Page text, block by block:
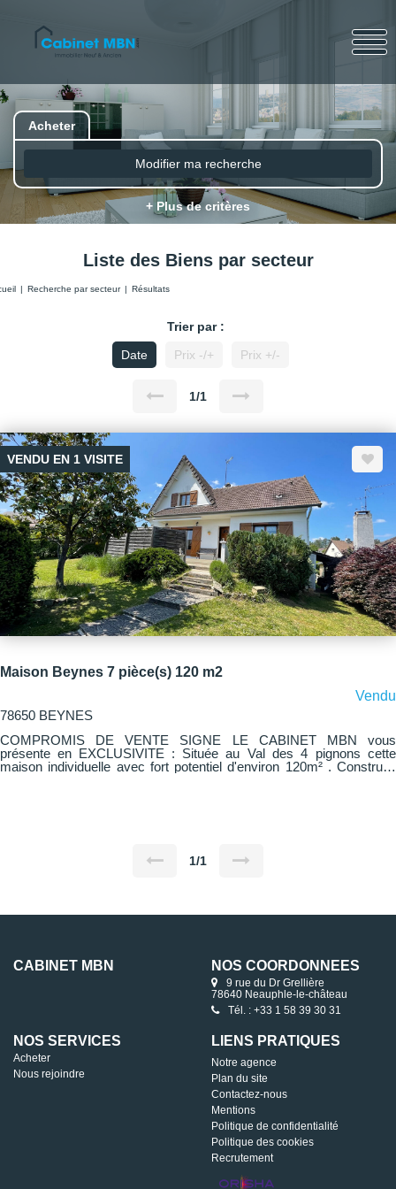
Acheter
Modifier ma recherche
+ Plus de critères
Liste des Biens par secteur
Recherche par secteur Résultats
Trier par :
Date
Prix -/+ Prix +/-
1/1
VENDU EN 1 VISITE
Maison Beynes 7 pièce(s) 120 m2
Vendu
78650 BEYNES
COMPROMIS DE VENTE SIGNE LE CABINET MBN vous
présente en EXCLUSIVITE : Située au Val des 4 pignons cette
maison individuelle avec fort potentiel d'environ 120m² . Construite
également ce bien édifié sur un terrain clos et arboré de 845m².
1/1
CABINET MBN NOS COORDONNÉES
9 rue du Dr Grellière
78640 Neauphle-le-château
Tél. : +33 1 58 39 30 31
NOS SERVICES
Acheter
Nous rejoindre
LIENS PRATIQUES
Notre agence
Plan du site
Contactez-nous
Mentions
Politique de confidentialité
Politique des cookies
Recrutement